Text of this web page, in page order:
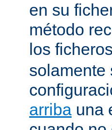
en su
método
los ficheros
solamente
arriba una